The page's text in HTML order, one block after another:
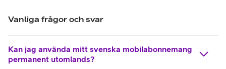
Vanliga frågor och svar
Kan jag använda mitt svenska mobilabonnemang
permanent utomlands?